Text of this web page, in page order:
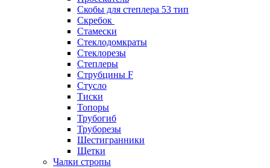
Скобы для степлера 53 тип
Скребок
Стамески
Стеклодомкраты
Стеклорезы
Степлеры
Струбцины F
Стусло
Тиски
Топоры
Трубогиб
Труборезы
Шестигранники
Щетки
Чалки стропы